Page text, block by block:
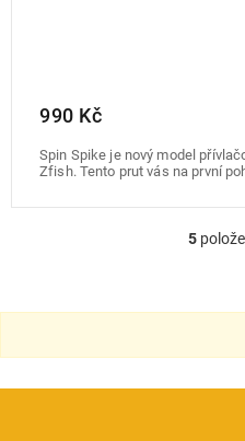
990 Kč
Spin Spike je nový model
Zfish. Tento prut vás na první
5